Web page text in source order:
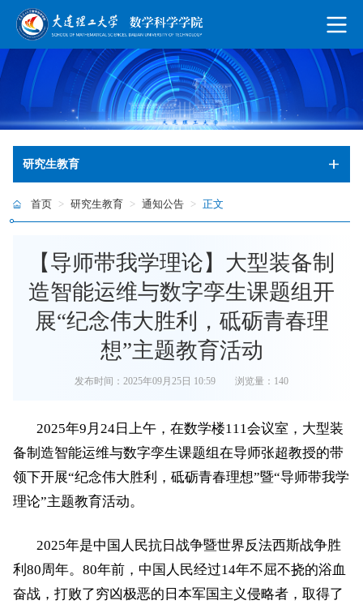
研究生教育
首页 > 研究生教育 > 通知公告 > 正文
【导师带我学理论】大型装备制
造智能运维与数字孪生课题组开
展“纪念伟大胜利，砥砺青春理
想”主题教育活动
发布时间：2025年09月25日 10:59 浏览量： 140
2025年9月24日上午，在数学楼111会议室，大型装
备制造智能运维与数字孪生课题组在导师张超教授的带
领下开展“纪念伟大胜利，砥砺青春理想”暨“导师带我学
理论”主题教育活动。
2025年是中国人民抗日战争暨世界反法西斯战争胜
利80周年。80年前，中国人民经过14年不屈不挠的浴血
奋战，打败了穷凶极恶的日本军国主义侵略者，取得了